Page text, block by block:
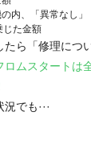
内、「異常なし
じた金額
ら「修理につ
ムスタートは
でも···